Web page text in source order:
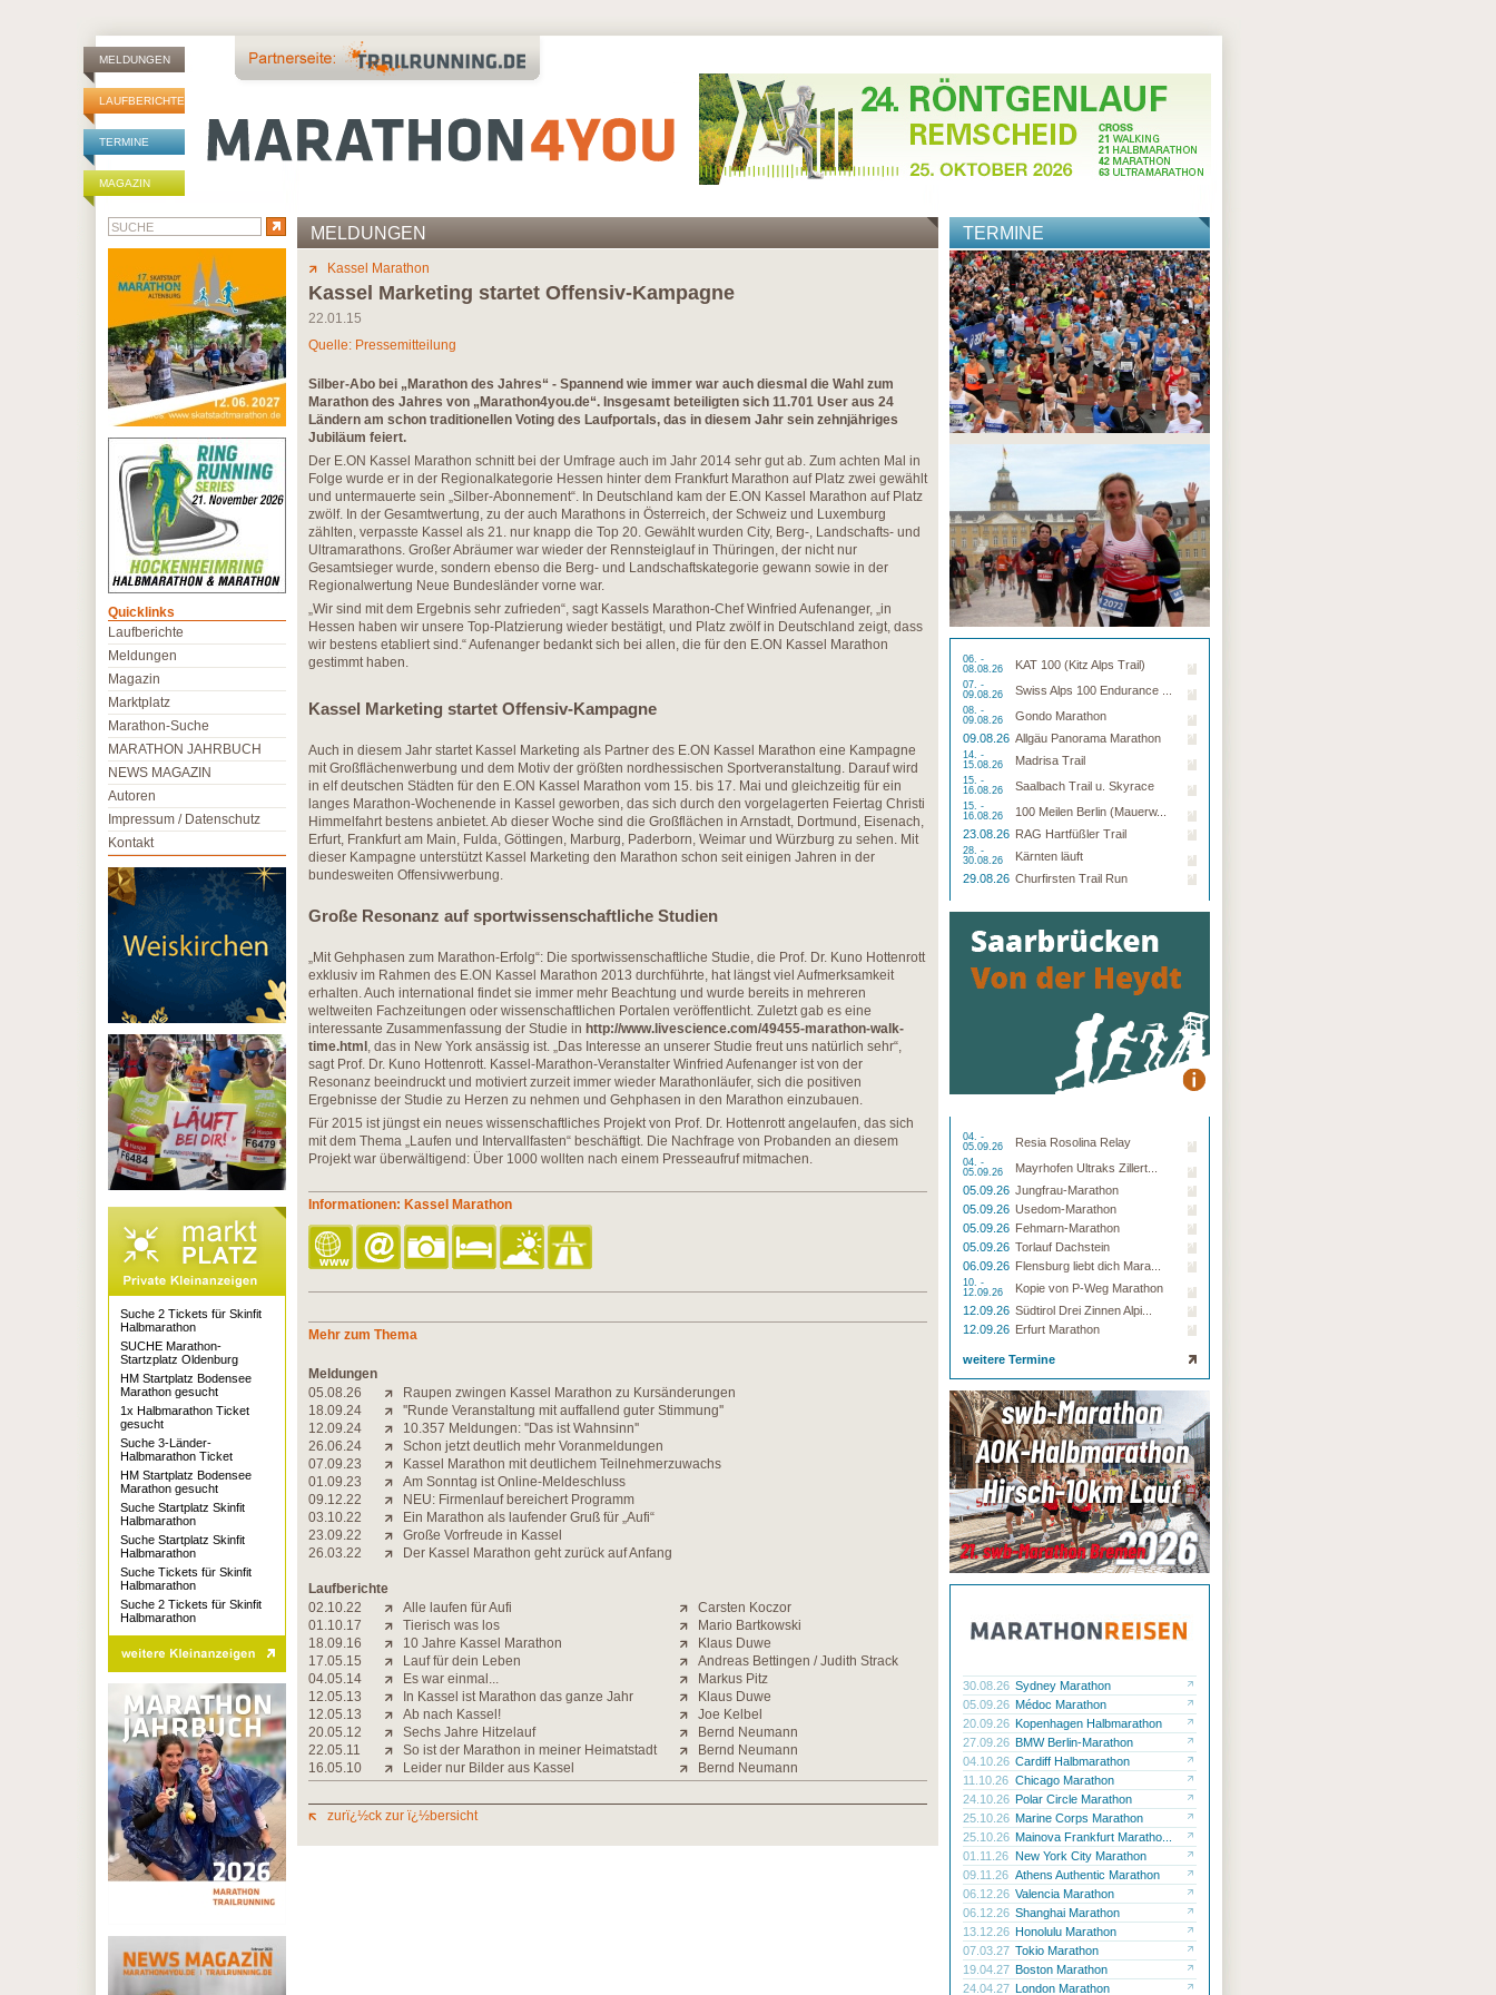
MELDUNGEN
LAUFBERICHTE
TERMINE
MAGAZIN
MELDUNGEN
Kassel Marathon
Kassel Marketing startet Offensiv-Kampagne
22.01.15
Quelle: Pressemitteilung
Silber-Abo bei „Marathon des Jahres“ - Spannend wie immer war auch diesmal die Wahl zum
Marathon des Jahres von „Marathon4you.de“. Insgesamt beteiligten sich 11.701 User aus 24
Ländern am schon traditionellen Voting des Laufportals, das in diesem Jahr sein zehnjähriges
Jubiläum feiert.
Der E.ON Kassel Marathon schnitt bei der Umfrage auch im Jahr 2014 sehr gut ab. Zum achten Mal in
Folge wurde er in der Regionalkategorie Hessen hinter dem Frankfurt Marathon auf Platz zwei gewählt
und untermauerte sein „Silber-Abonnement“. In Deutschland kam der E.ON Kassel Marathon auf Platz
zwölf. In der Gesamtwertung, zu der auch Marathons in Österreich, der Schweiz und Luxemburg
zählten, verpasste Kassel als 21. nur knapp die Top 20. Gewählt wurden City, Berg-, Landschafts- und
Ultramarathons. Großer Abräumer war wieder der Rennsteiglauf in Thüringen, der nicht nur
Gesamtsieger wurde, sondern ebenso die Berg- und Landschaftskategorie gewann sowie in der
Regionalwertung Neue Bundesländer vorne war.
„Wir sind mit dem Ergebnis sehr zufrieden“, sagt Kassels Marathon-Chef Winfried Aufenanger, „in
Hessen haben wir unsere Top-Platzierung wieder bestätigt, und Platz zwölf in Deutschland zeigt, dass
wir bestens etabliert sind.“ Aufenanger bedankt sich bei allen, die für den E.ON Kassel Marathon
gestimmt haben.
Kassel Marketing startet Offensiv-Kampagne
Auch in diesem Jahr startet Kassel Marketing als Partner des E.ON Kassel Marathon eine Kampagne
mit Großflächenwerbung und dem Motiv der größten nordhessischen Sportveranstaltung. Darauf wird
in elf deutschen Städten für den E.ON Kassel Marathon vom 15. bis 17. Mai und gleichzeitig für ein
langes Marathon-Wochenende in Kassel geworben, das sich durch den vorgelagerten Feiertag Christi
Himmelfahrt bestens anbietet. Ab dieser Woche sind die Großflächen in Arnstadt, Dortmund, Eisenach,
Erfurt, Frankfurt am Main, Fulda, Göttingen, Marburg, Paderborn, Weimar und Würzburg zu sehen. Mit
dieser Kampagne unterstützt Kassel Marketing den Marathon schon seit einigen Jahren in der
bundesweiten Offensivwerbung.
Große Resonanz auf sportwissenschaftliche Studien
„Mit Gehphasen zum Marathon-Erfolg“: Die sportwissenschaftliche Studie, die Prof. Dr. Kuno Hottenrott
exklusiv im Rahmen des E.ON Kassel Marathon 2013 durchführte, hat längst viel Aufmerksamkeit
erhalten. Auch international findet sie immer mehr Beachtung und wurde bereits in mehreren
weltweiten Fachzeitungen oder wissenschaftlichen Portalen veröffentlicht. Zuletzt gab es eine
interessante Zusammenfassung der Studie in http://www.livescience.com/49455-marathon-walk-
time.html , das in New York ansässig ist. „Das Interesse an unserer Studie freut uns natürlich sehr“,
sagt Prof. Dr. Kuno Hottenrott. Kassel-Marathon-Veranstalter Winfried Aufenanger ist von der
Resonanz beeindruckt und motiviert zurzeit immer wieder Marathonläufer, sich die positiven
Ergebnisse der Studie zu Herzen zu nehmen und Gehphasen in den Marathon einzubauen.
Für 2015 ist jüngst ein neues wissenschaftliches Projekt von Prof. Dr. Hottenrott angelaufen, das sich
mit dem Thema „Laufen und Intervallfasten“ beschäftigt. Die Nachfrage von Probanden an diesem
Projekt war überwältigend: Über 1000 wollten nach einem Presseaufruf mitmachen.
Informationen: Kassel Marathon
Mehr zum Thema
Meldungen
05.08.26
Raupen zwingen Kassel Marathon zu Kursänderungen
18.09.24
''Runde Veranstaltung mit auffallend guter Stimmung''
12.09.24
10.357 Meldungen: ''Das ist Wahnsinn''
26.06.24
Schon jetzt deutlich mehr Voranmeldungen
07.09.23
Kassel Marathon mit deutlichem Teilnehmerzuwachs
01.09.23
Am Sonntag ist Online-Meldeschluss
09.12.22
NEU: Firmenlauf bereichert Programm
03.10.22
Ein Marathon als laufender Gruß für „Aufi“
23.09.22
Große Vorfreude in Kassel
26.03.22
Der Kassel Marathon geht zurück auf Anfang
Laufberichte
02.10.22
Alle laufen für Aufi
Carsten Koczor
01.10.17
Tierisch was los
Mario Bartkowski
18.09.16
10 Jahre Kassel Marathon
Klaus Duwe
17.05.15
Lauf für dein Leben
Andreas Bettingen / Judith Strack
04.05.14
Es war einmal...
Markus Pitz
12.05.13
In Kassel ist Marathon das ganze Jahr
Klaus Duwe
12.05.13
Ab nach Kassel!
Joe Kelbel
20.05.12
Sechs Jahre Hitzelauf
Bernd Neumann
22.05.11
So ist der Marathon in meiner Heimatstadt
Bernd Neumann
16.05.10
Leider nur Bilder aus Kassel Bernd Neumann
zurï¿½ck zur ï¿½bersicht
TERMINE
06. -
08.08.26
KAT 100 (Kitz Alps Trail)
07. -
09.08.26
Swiss Alps 100 Endurance ...
08. -
09.08.26
Gondo Marathon
09.08.26 Allgäu Panorama Marathon
14. -
15.08.26
Madrisa Trail
15. -
16.08.26
Saalbach Trail u. Skyrace
15. -
16.08.26
100 Meilen Berlin (Mauerw...
23.08.26 RAG Hartfüßler Trail
28. -
30.08.26
Kärnten läuft
29.08.26 Churfirsten Trail Run
04. -
05.09.26
Resia Rosolina Relay
04. -
05.09.26
Mayrhofen Ultraks Zillert...
05.09.26 Jungfrau-Marathon
05.09.26 Usedom-Marathon
05.09.26 Fehmarn-Marathon
05.09.26 Torlauf Dachstein
06.09.26 Flensburg liebt dich Mara...
10. -
12.09.26
Kopie von P-Weg Marathon
12.09.26 Südtirol Drei Zinnen Alpi...
12.09.26 Erfurt Marathon
weitere Termine
30.08.26 Sydney Marathon
05.09.26 Médoc Marathon
20.09.26 Kopenhagen Halbmarathon
27.09.26 BMW Berlin-Marathon
04.10.26 Cardiff Halbmarathon
11.10.26 Chicago Marathon
24.10.26 Polar Circle Marathon
25.10.26 Marine Corps Marathon
25.10.26 Mainova Frankfurt Maratho...
01.11.26 New York City Marathon
09.11.26 Athens Authentic Marathon
06.12.26 Valencia Marathon
06.12.26 Shanghai Marathon
13.12.26 Honolulu Marathon
07.03.27 Tokio Marathon
19.04.27 Boston Marathon
24.04.27 London Marathon
Quicklinks
Laufberichte
Meldungen
Magazin
Marktplatz
Marathon-Suche
MARATHON JAHRBUCH
NEWS MAGAZIN
Autoren
Impressum / Datenschutz
Kontakt
Suche 2 Tickets für Skinfit
Halbmarathon
SUCHE Marathon-
Startzplatz Oldenburg
HM Startplatz Bodensee
Marathon gesucht
1x Halbmarathon Ticket
gesucht
Suche 3-Länder-
Halbmarathon Ticket
HM Startplatz Bodensee
Marathon gesucht
Suche Startplatz Skinfit
Halbmarathon
Suche Startplatz Skinfit
Halbmarathon
Suche Tickets für Skinfit
Halbmarathon
Suche 2 Tickets für Skinfit
Halbmarathon